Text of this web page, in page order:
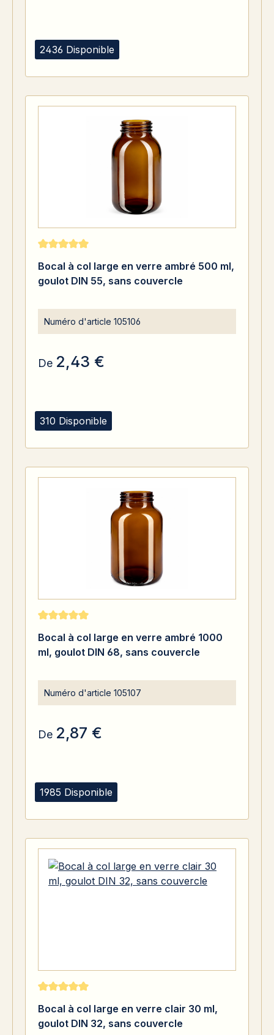
2436 Disponible
310 Disponible
Note moyenne de 5 sur 5 étoiles
Bocal à col large en verre ambré 500 ml,
goulot DIN 55, sans couvercle
Numéro d'article 105106
De 2,43 €
1985 Disponible
Note moyenne de 5 sur 5 étoiles
Bocal à col large en verre ambré 1000
ml, goulot DIN 68, sans couvercle
Numéro d'article 105107
De 2,87 €
Note moyenne de 5 sur 5 étoiles
Bocal à col large en verre clair 30 ml,
goulot DIN 32, sans couvercle